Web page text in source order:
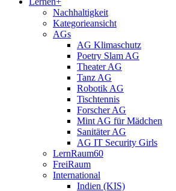
Nachhaltigkeit
Kategorieansicht
AGs
AG Klimaschutz
Poetry Slam AG
Theater AG
Tanz AG
Robotik AG
Tischtennis
Forscher AG
Mint AG für Mädchen
Sanitäter AG
AG IT Security Girls
LernRaum60
FreiRaum
International
Indien (KIS)